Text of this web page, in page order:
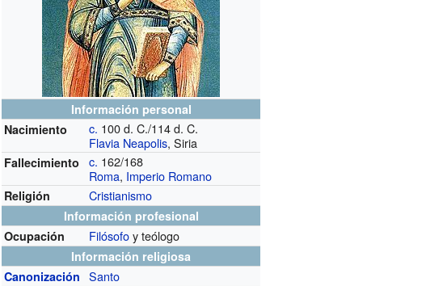
Información personal
Nacimiento
c. 100 d. C./114 d. C.
Flavia Neapolis, Siria
Fallecimiento c. 162/168
Roma, Imperio Romano
Religión Cristianismo
Información profesional
Ocupación
Filósofoy teólogo
Información religiosa
Canonización
Santo